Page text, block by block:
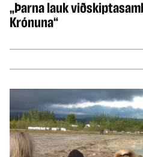
„Þarna lauk
Krónuna“